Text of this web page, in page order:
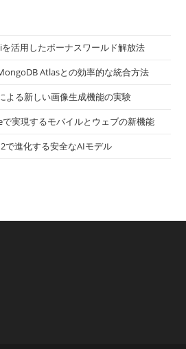
活用したボーナスワールド解放法
Atlasとの効率的な統合方法
よる新しい画像生成機能の実験
実現するモバイルとウェブの新機能
で進化する安全なAIモデル